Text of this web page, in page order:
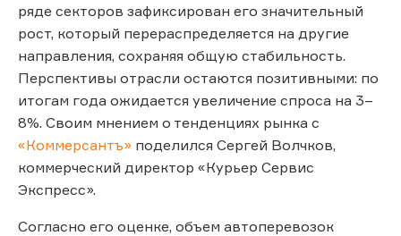
ряде секторов зафиксирован его значительный
рост, который перераспределяется на другие
направления, сохраняя общую стабильность.
Перспективы отрасли остаются позитивными: по
итогам года ожидается увеличение спроса на 3–
8%. Своим мнением о тенденциях рынка с
«Коммерсантъ» поделился Сергей Волчков,
коммерческий директор «Курьер Сервис
Экспресс».
Согласно его оценке, объем автоперевозок